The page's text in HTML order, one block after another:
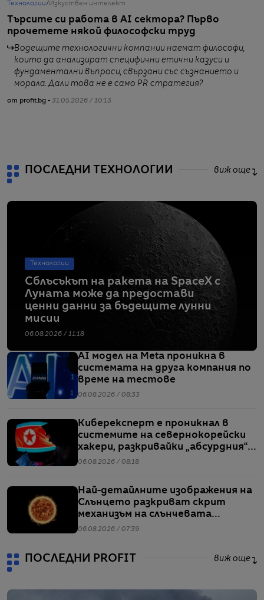
Технологии/Изкуствен интелект
Търсите си работа в AI сектора? Първо
прочетете някой философски труд
Водещите технологични компании наемат философи,
които да анализират специфични етични казуси и
фундаментални въпроси, свързани със съзнанието и
морала. Дали това не е само PR стратегия?
от profit.bg - 31.05.2026 / 10:13
ПОСЛЕДНИ ТЕХНОЛОГИИ виж още
Технологии
Сблъсъкът на ракета на SpaceX с
Луната може да предостави
ценни данни за бъдещите лунни
мисии
06.08.2026 / 11:18
AI модел на Meta проникна в
системата на друга компания по
време на тестове
06.08.2026 / 08:33
Киберексперт е проникнал в
системите на севернокорейски
хакери, разкривайки „абсурдния“
мащаб на атаките им
06.08.2026 / 08:18
Най-детайлните изображения на
Слънцето разкриват скрит
механизъм на слънчевата
активност
06.08.2026 / 07:39
ПОСЛЕДНИ PROFIT виж още